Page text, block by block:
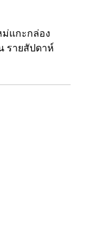
ม่แกะกล่อง
รายสัปดาห์